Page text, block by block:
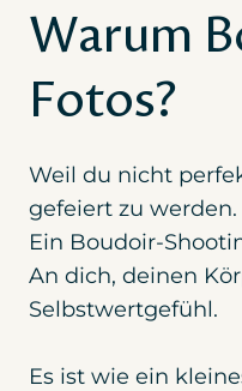
Warum
Fotos?
Weil du nicht
gefeiert zu werden.
Ein Boudoir-
An dich, deinen
Selbstwertgefühl.
Es ist wie ein